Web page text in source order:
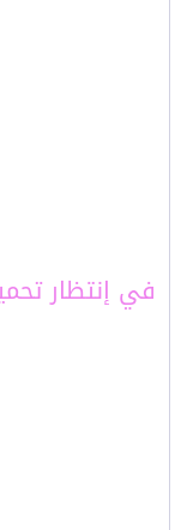
في إنتظار